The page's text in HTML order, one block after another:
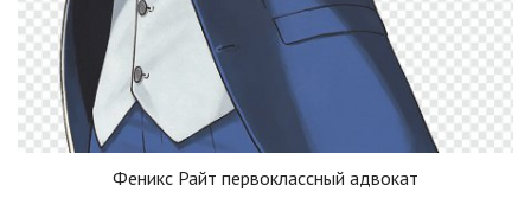
Феникс Райт первоклассный адвокат